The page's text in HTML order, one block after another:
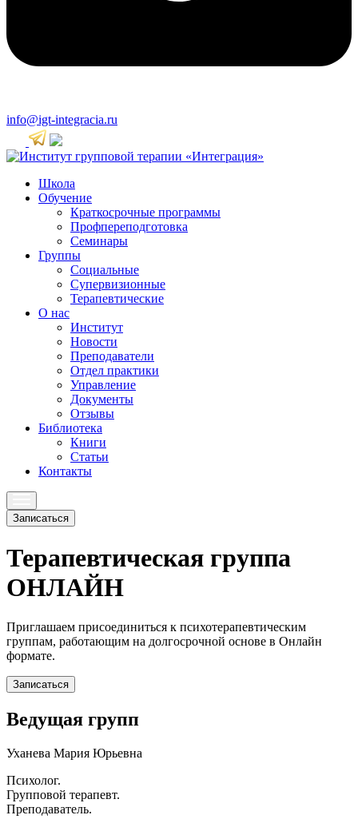
info@igt-integracia.ru
Школа
Обучение
Краткосрочные программы
Профпереподготовка
Семинары
Группы
Социальные
Супервизионные
Терапевтические
О нас
Институт
Новости
Преподаватели
Отдел практики
Управление
Документы
Отзывы
Библиотека
Книги
Статьи
Контакты
Записаться
Терапевтическая группа
ОНЛАЙН
Приглашаем присоединиться к психотерапевтическим
группам, работающим на долгосрочной основе в Онлайн
формате.
Записаться
Ведущая групп
Уханева Мария Юрьевна
Психолог.
Групповой терапевт.
Преподаватель.